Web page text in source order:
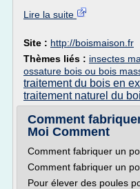
Lire la suite
Site : http://boismaison.fr
Thèmes liés : insectes
ossature bois ou bois
traitement du bois en
traitement naturel du
Comment
Moi Comment
Comment fabriquer un
Comment fabriquer un
Pour élever des poules